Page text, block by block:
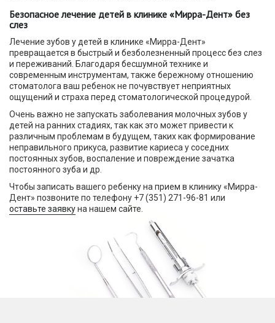
Безопасное лечение детей в клинике «Мирра-Дент» без
слез
Лечение зубов у детей в клинике «Мирра-Дент»
превращается в быстрый и безболезненный процесс без слез
и переживаний. Благодаря бесшумной технике и
современным инструментам, также бережному отношению
стоматолога ваш ребенок не почувствует неприятных
ощущений и страха перед стоматологической процедурой.
Очень важно не запускать заболевания молочных зубов у
детей на ранних стадиях, так как это может привести к
различным проблемам в будущем, таких как формирование
неправильного прикуса, развитие кариеса у соседних
постоянных зубов, воспаление и повреждение зачатка
постоянного зуба и др.
Чтобы записать вашего ребенку на прием в клинику «Мирра-
Дент» позвоните по телефону +7 (351) 271-96-81 или
оставьте заявкуна нашем сайте.